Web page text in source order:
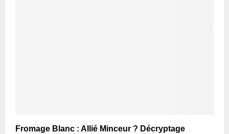
Fromage Blanc : Allié Minceur ? Décryptage